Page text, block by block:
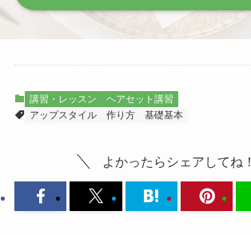
講習・レッスン
ヘアセット講習
アップスタイル
作り方 基礎基本
よかったらシェアしてね！